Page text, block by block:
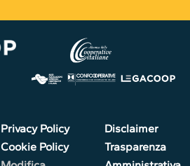
Privacy Policy
Cookie Policy
Disclaimer
Trasparenza